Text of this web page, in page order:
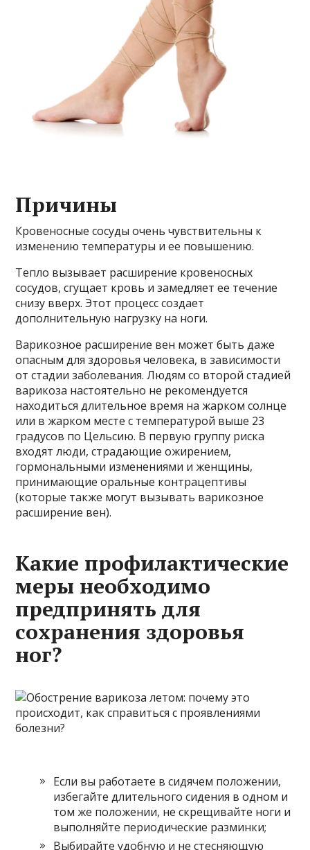
Причины
Кровеносные сосуды очень чувствительны к
изменению температуры и ее повышению.
Тепло вызывает расширение кровеносных
сосудов, сгущает кровь и замедляет ее течение
снизу вверх. Этот процесс создает
дополнительную нагрузку на ноги.
Варикозное расширение вен может быть даже
опасным для здоровья человека, в зависимости
от стадии заболевания. Людям со второй стадией
варикоза настоятельно не рекомендуется
находиться длительное время на жарком солнце
или в жарком месте с температурой выше 23
градусов по Цельсию. В первую группу риска
входят люди, страдающие ожирением,
гормональными изменениями и женщины,
принимающие оральные контрацептивы
(которые также могут вызывать варикозное
расширение вен).
Какие профилактические
меры необходимо
предпринять для
сохранения здоровья
ног?
Если вы работаете в сидячем положении,
избегайте длительного сидения в одном и
том же положении, не скрещивайте ноги и
выполняйте периодические разминки;
Выбирайте удобную и не стесняющую